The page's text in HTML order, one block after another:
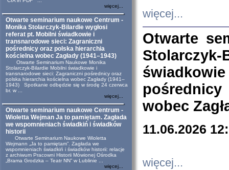
więcej...
Otwarte seminarium naukowe Centrum -
Monika Stolarczyk-Bilardie wygłosi
referat pt. Mobilni świadkowie i
transnarodowe sieci: Zagraniczni
pośrednicy oraz polska hierarchia
kościelna wobec Zagłady (1941–1943)
Otwarte Seminarium Naukowe Monika
Stolarczyk-Bilardie Mobilni świadkowie i
transnarodowe sieci: Zagraniczni pośrednicy oraz
polska hierarchia kościelna wobec Zagłady (1941–
1943) Spotkanie odbędzie się w środę 24 czerwca
br. w ...
więcej...
Otwarte seminarium naukowe Centrum -
Wioletta Wejman Ja to pamiętam. Zagłada
we wspomnieniach świadkiń i świadków
historii
Otwarte Seminarium Naukowe Wioletta
Wejmann „Ja to pamiętam”. Zagłada we
wspomnieniach świadkiń i świadków historii: relacje
z archiwum Pracowni Historii Mówionej Ośrodka
„Brama Grodzka – Teatr NN” w Lublinie ...
więcej...
więcej...
Otwarte
wobec
11.06.2026
więcej...